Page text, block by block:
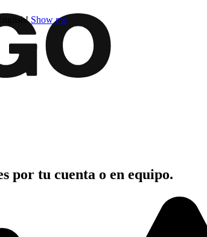
Show me
por tu cuenta o en equipo.